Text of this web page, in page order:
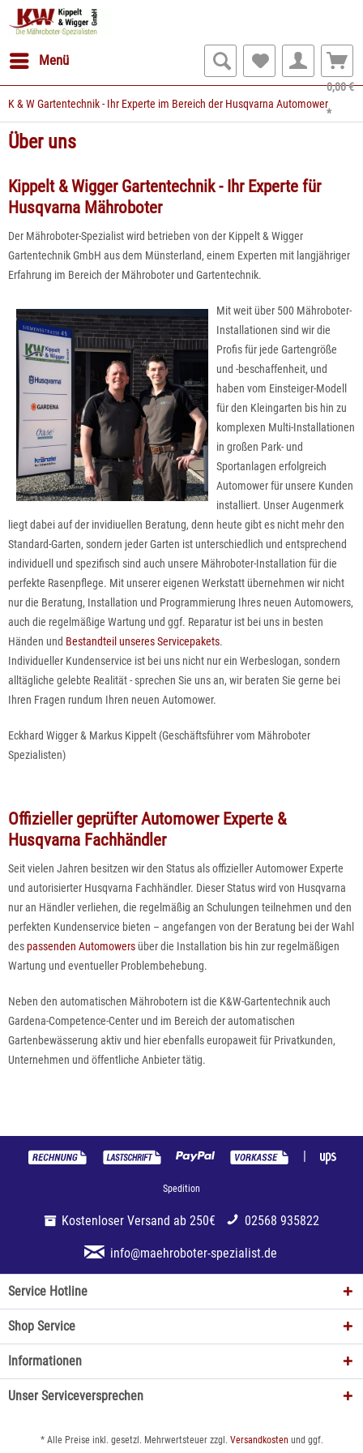
Menü
0,00 €
*
K & W Gartentechnik - Ihr Experte im Bereich der Husqvarna Automower
Über uns
Kippelt & Wigger Gartentechnik - Ihr Experte für
Husqvarna Mähroboter
Der Mähroboter-Spezialist wird betrieben von der Kippelt & Wigger
Gartentechnik GmbH aus dem Münsterland, einem Experten mit langjähriger
Erfahrung im Bereich der Mähroboter und Gartentechnik.
Mitweit über 500 Mähroboter-
Installationen sind wir die
Profis für jede Gartengröße
und -beschaffenheit, und
haben vom Einsteiger-Modell
für den Kleingarten bis hin zu
komplexen Multi-Installationen
in großen Park- und
Sportanlagen erfolgreich
Automower für unsere Kunden
installiert. Unser Augenmerk
liegt dabei auf der invidiuellen Beratung, denn heute gibt es nicht mehr den
Standard-Garten, sondern jeder Garten ist unterschiedlich und entsprechend
individuell und spezifisch sind auch unsere Mähroboter-Installation für die
perfekte Rasenpflege. Mit unserer eigenen Werkstatt übernehmen wir nicht
nur die Beratung, Installation und Programmierung Ihres neuen Automowers,
auch die regelmäßige Wartung und ggf. Reparatur ist bei uns in besten
Händen und Bestandteil unseres Servicepakets.
Individueller Kundenservice ist bei uns nicht nur ein Werbeslogan, sondern
alltägliche gelebte Realität - sprechen Sie uns an, wir beraten Sie gerne bei
Ihren Fragen rundum Ihren neuen Automower.
Eckhard Wigger & Markus Kippelt (Geschäftsführer vom Mähroboter
Spezialisten)
Offizieller geprüfter Automower Experte &
Husqvarna Fachhändler
Seit vielen Jahren besitzen wir den Status als offizieller Automower Experte
und autorisierter Husqvarna Fachhändler. Dieser Status wird von Husqvarna
nur an Händler verliehen, die regelmäßig an Schulungen teilnehmen und den
perfekten Kundenservice bieten – angefangen von der Beratung bei derWahl
despassenden Automowers über die Installation bis hin zur regelmäßigen
Wartung und eventueller Problembehebung.
Neben den automatischen Mährobotern ist die K&W-Gartentechnik auch
Gardena-Competence-Center und im Bereich der automatischen
Gartenbewässerung aktiv und hier ebenfalls europaweit für Privatkunden,
Unternehmen und öffentliche Anbieter tätig.
|
Spedition
Kostenloser Versand ab 250€ 02568 935822
info@maehroboter-spezialist.de
Service Hotline
Shop Service
Informationen
Unser Serviceversprechen
* Alle Preise inkl. gesetzl. Mehrwertsteuer zzgl. Versandkosten und ggf.